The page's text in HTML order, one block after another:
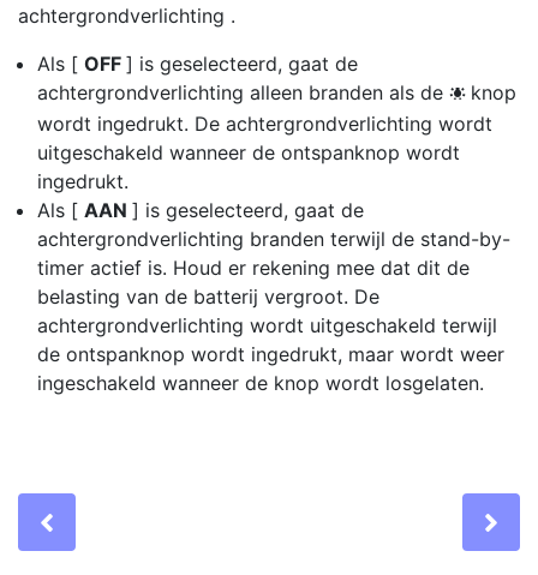
achtergrondverlichting .
Als [ OFF ] is geselecteerd, gaat de
achtergrondverlichting alleen branden als de D knop
wordt ingedrukt. De achtergrondverlichting wordt
uitgeschakeld wanneer de ontspanknop wordt
ingedrukt.
Als [ AAN ] is geselecteerd, gaat de
achtergrondverlichting branden terwijl de stand-by-
timer actief is. Houd er rekening mee dat dit de
belasting van de batterij vergroot. De
achtergrondverlichting wordt uitgeschakeld terwijl
de ontspanknop wordt ingedrukt, maar wordt weer
ingeschakeld wanneer de knop wordt losgelaten.